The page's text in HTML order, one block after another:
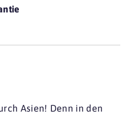
Asien! Denn in den